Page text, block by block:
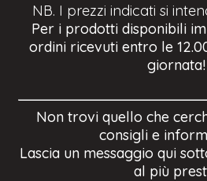
NB. I prezzi indicati si
Per i prodotti disponibili
ordini ricevuti entro le
giornata!
Non trovi quello che
consigli e
Lascia un messaggio qui
al più